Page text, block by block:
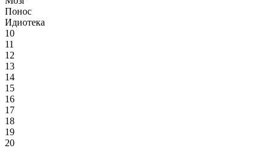
Понос
Идиотека
10
11
12
13
14
15
16
17
18
19
20